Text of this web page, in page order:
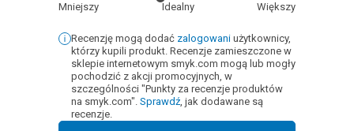
Mniejszy Idealny Większy
Recenzję mogą dodać zalogowani użytkownicy,
którzy kupili produkt. Recenzje zamieszczone w
sklepie internetowym smyk.com mogą lub mogły
pochodzić z akcji promocyjnych, w
szczególności "Punkty za recenzje produktów
na smyk.com". Sprawdź, jak dodawane są
recenzje.